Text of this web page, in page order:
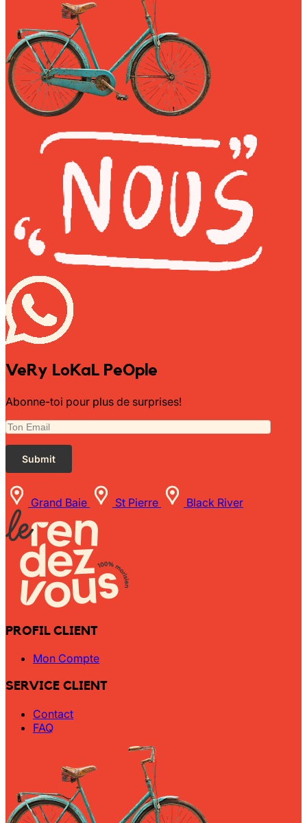
VeRy LoKaL PeOple
Abonne-toi pour plus de surprises!
Grand Baie St Pierre Black River
PROFIL CLIENT
Mon Compte
SERVICE CLIENT
Contact
FAQ
Les Inédites